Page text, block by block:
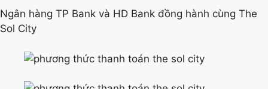
Ngân hàng TP Bank và HD Bank đồng hành cùng The
Sol City